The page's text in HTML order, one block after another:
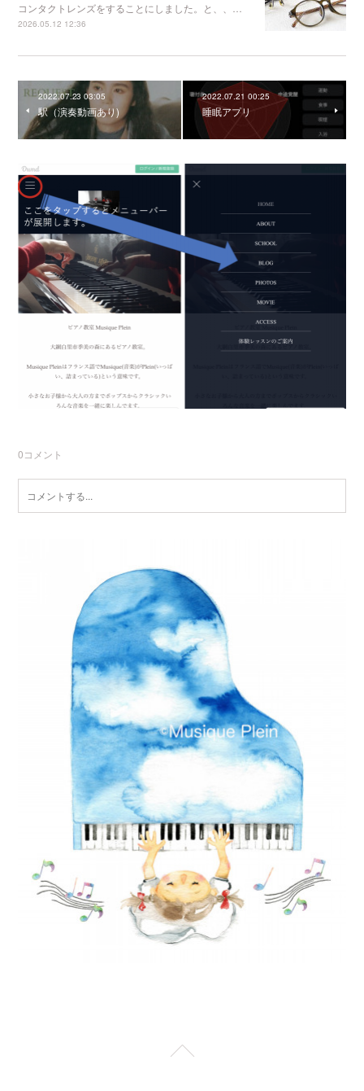
コンタクトレンズをすることにしました。と、、…
2026.05.12 12:36
2022.07.23 03:05
駅（演奏動画あり)
2022.07.21 00:25
睡眠アプリ
0コメント